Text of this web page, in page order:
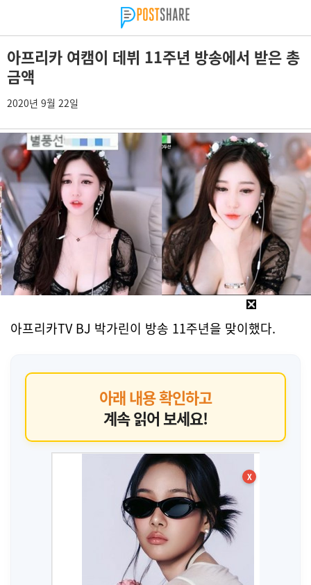
아프리카 여캠이 데뷔 11주년 방송에서 받은 총
금액
2020년 9월 22일
아프리카TV BJ 박가린이 방송 11주년을 맞이했다.
아래 내용 확인하고
계속 읽어 보세요!
X